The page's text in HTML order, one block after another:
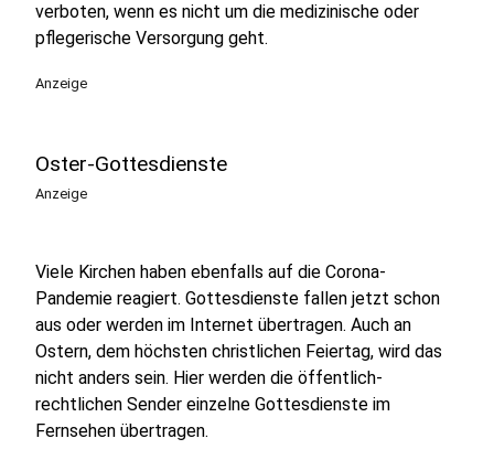
verboten, wenn es nicht um die medizinische oder
pflegerische Versorgung geht.
Anzeige
Oster-Gottesdienste
Anzeige
Viele Kirchen haben ebenfalls auf die Corona-
Pandemie reagiert. Gottesdienste fallen jetzt schon
aus oder werden im Internet übertragen. Auch an
Ostern, dem höchsten christlichen Feiertag, wird das
nicht anders sein. Hier werden die öffentlich-
rechtlichen Sender einzelne Gottesdienste im
Fernsehen übertragen.